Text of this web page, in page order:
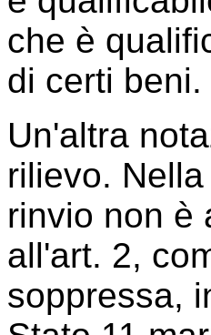
che è
di certi beni.
Un'altra
rilievo.
rinvio non è
all'art. 2,
soppressa,